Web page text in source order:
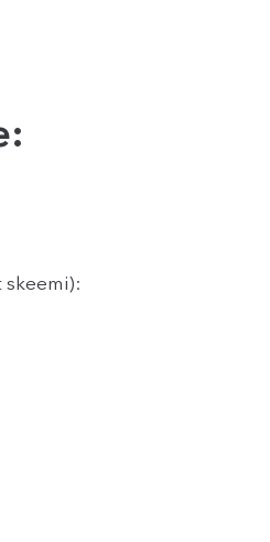
skeemi):